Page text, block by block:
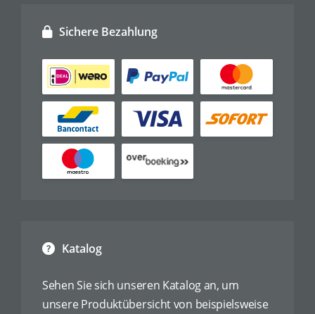
Katalog
Sehen Sie sich unseren Katalog an, um
unsere Produktübersicht von beispielsweise
Sichere Bezahlung